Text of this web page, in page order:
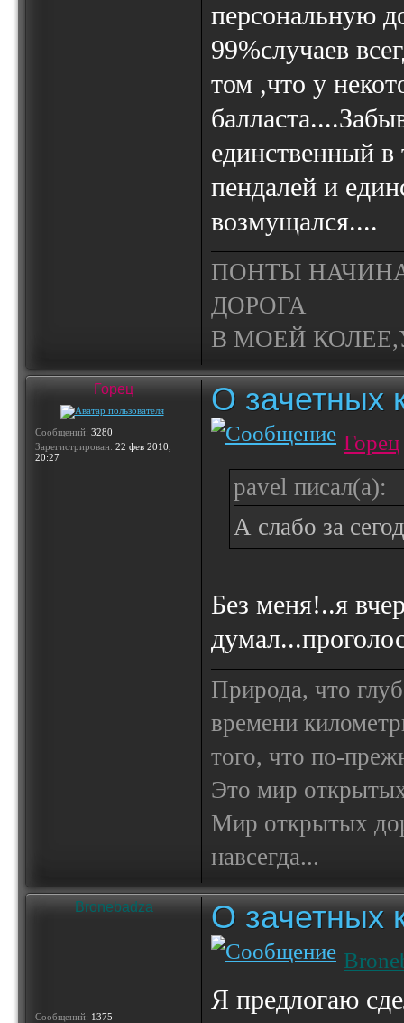
персональную
99%случаев
том ,что у
единственный в
пендалей и
возмущался....
ПОНТЫ
ДОРОГА
В МОЕЙ
Горец
Сообщений: 3280
Зарегистрирован: 22 фев 2010,
20:27
О зачетных
Горец
pavel писал(а):
А слабо за
Без меня!..я
Природа, что
времени
того, что по-
Это мир
Мир открытых
навсегда...
Bronebadza
Сообщений: 1375
О зачетных
Я предлогаю